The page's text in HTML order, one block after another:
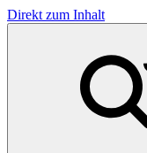
Direkt zum Inhalt